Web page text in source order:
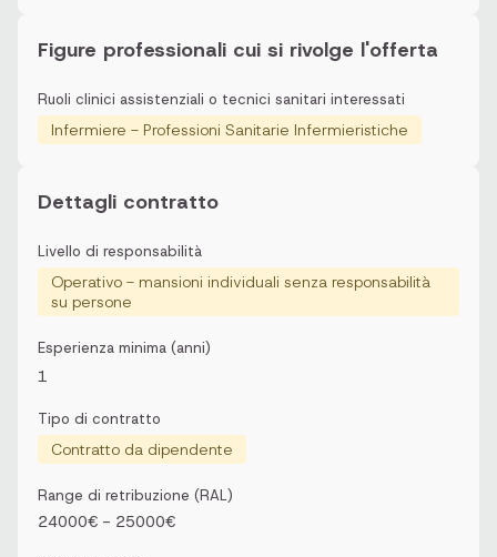
Figure professionali cui si rivolge l'offerta
Ruoli clinici assistenziali o tecnici sanitari interessati
Infermiere - Professioni Sanitarie Infermieristiche
Dettagli contratto
Livello di responsabilità
Operativo - mansioni individuali senza responsabilità
su persone
Esperienza minima (anni)
1
Tipo di contratto
Contratto da dipendente
Range di retribuzione (RAL)
24000€ - 25000€